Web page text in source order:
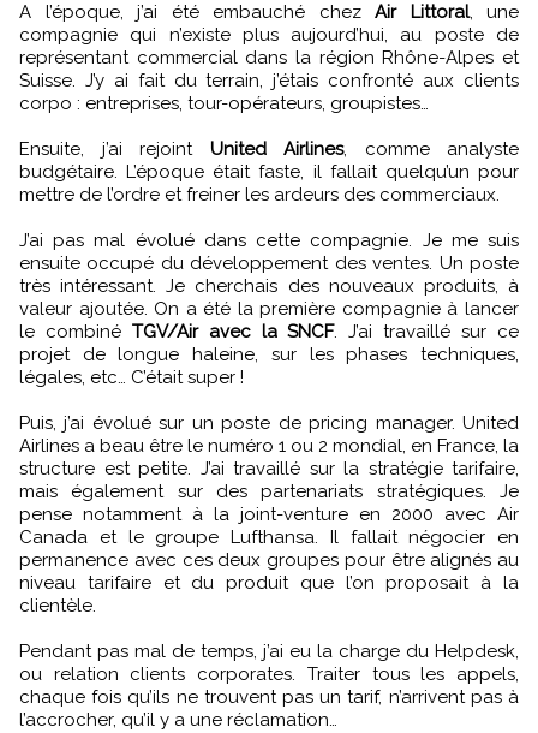
A l’époque, j’ai été embauché chez Air Littoral, une
compagnie qui n’existe plus aujourd’hui, au poste de
représentant commercial dans la région Rhône-Alpes et
Suisse. J’y ai fait du terrain, j’étais confronté aux clients
corpo : entreprises, tour-opérateurs, groupistes…
Ensuite, j’ai rejoint United Airlines, comme analyste
budgétaire. L’époque était faste, il fallait quelqu’un pour
mettre de l’ordre et freiner les ardeurs des commerciaux.
J’ai pas mal évolué dans cette compagnie. Je me suis
ensuite occupé du développement des ventes. Un poste
très intéressant. Je cherchais des nouveaux produits, à
valeur ajoutée. On a été la première compagnie à lancer
le combiné TGV/Air avec la SNCF. J’ai travaillé sur ce
projet de longue haleine, sur les phases techniques,
légales, etc… C’était super !
Puis, j’ai évolué sur un poste de pricing manager. United
Airlines a beau être le numéro 1 ou 2 mondial, en France, la
structure est petite. J’ai travaillé sur la stratégie tarifaire,
mais également sur des partenariats stratégiques. Je
pense notamment à la joint-venture en 2000 avec Air
Canada et le groupe Lufthansa. Il fallait négocier en
permanence avec ces deux groupes pour être alignés au
niveau tarifaire et du produit que l’on proposait à la
clientèle.
Pendant pas mal de temps, j’ai eu la charge du Helpdesk,
ou relation clients corporates. Traiter tous les appels,
chaque fois qu’ils ne trouvent pas un tarif, n’arrivent pas à
l’accrocher, qu’il y a une réclamation…